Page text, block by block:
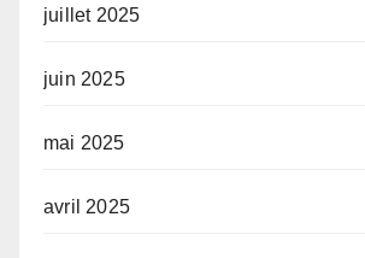
juillet 2025
juin 2025
mai 2025
avril 2025